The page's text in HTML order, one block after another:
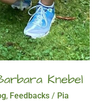
Knebel
, Feedbacks / Pia